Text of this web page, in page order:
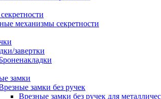
механизмы секретности
завертки
замки
замки без ручек
Врезные замки без ручек для